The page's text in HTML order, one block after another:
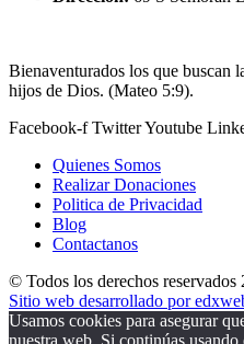
Bienaventurados los que buscan
hijos de Dios. (Mateo 5:9).
Facebook-f TwitterYoutube
Quienes Somos
Realizar Donaciones
Politica de Privacidad
Blog
Contactanos
© Todos los derechos reservados
Sitio web desarrollado por
Usamos cookies para asegurar
nuestra web. Si continúas usando